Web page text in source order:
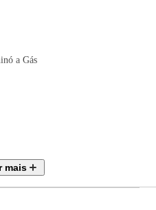
a Gás
nº 400/2012
mais